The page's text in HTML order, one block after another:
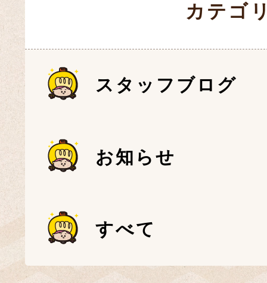
カテゴ
スタッフブログ
お知らせ
すべて